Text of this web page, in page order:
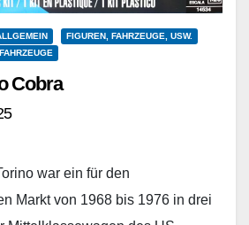
FIGUREN, FAHRZEUGE, USW.
Cobra
war ein für den
Markt von 1968 bis 1976 in drei